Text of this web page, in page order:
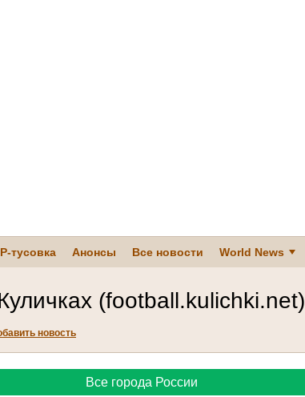
тусовка Анонсы Все новости World News
(football.kulichki.net)
новость
Все города России